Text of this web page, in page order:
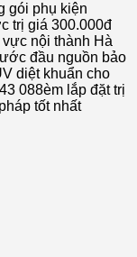
gói phụ kiện
trị giá 300.000đ
nội thành Hà
đầu nguồn bảo
diệt khuẩn cho
088èm lắp đặt trị
tốt nhất